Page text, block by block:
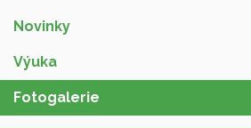
Novinky
Výuka
Fotogalerie